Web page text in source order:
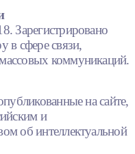
Зарегистрировано
в сфере связи,
коммуникаций.
на сайте,
и
об интеллектуальной